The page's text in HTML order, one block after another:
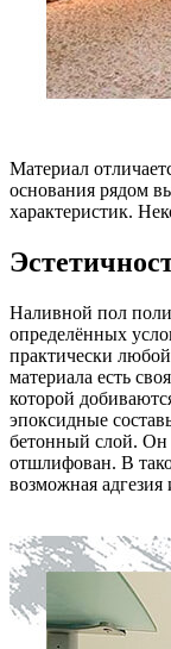
Материал
основания рядом
характеристик.
Наливной пол
определённых
практически
материала есть
которой
эпоксидные
бетонный слой.
отшлифован. В
возможная адгезия